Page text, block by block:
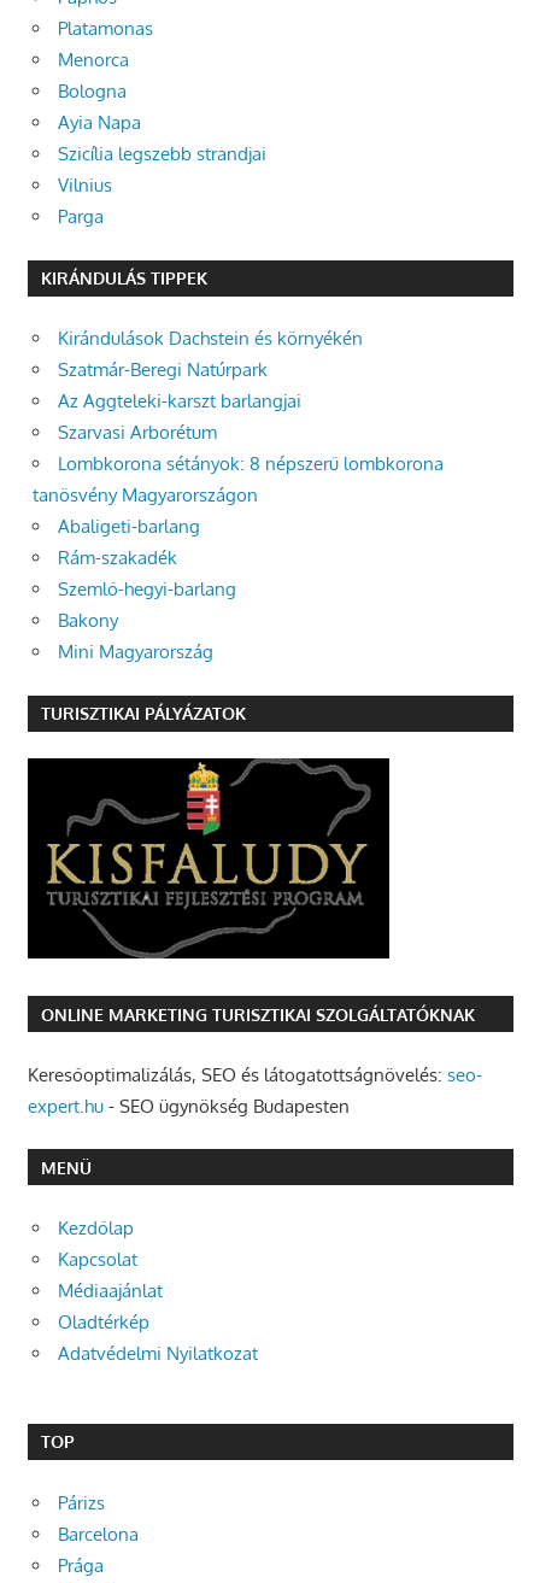
Platamonas
Menorca
Bologna
Ayia Napa
Szicília legszebb strandjai
Vilnius
Parga
KIRÁNDULÁS TIPPEK
Kirándulások Dachstein és környékén
Szatmár-Beregi Natúrpark
Az Aggteleki-karszt barlangjai
Szarvasi Arborétum
Lombkorona sétányok: 8 népszerű lombkorona
tanösvény Magyarországon
Abaligeti-barlang
Rám-szakadék
Szemlő-hegyi-barlang
Bakony
Mini Magyarország
TURISZTIKAI PÁLYÁZATOK
ONLINE MARKETING TURISZTIKAI SZOLGÁLTATÓKNAK
Keresőoptimalizálás, SEO és látogatottságnövelés: seo-
expert.hu- SEO ügynökség Budapesten
MENÜ
Kezdőlap
Kapcsolat
Médiaajánlat
Oladtérkép
Adatvédelmi Nyilatkozat
TOP
Párizs
Barcelona
Prága